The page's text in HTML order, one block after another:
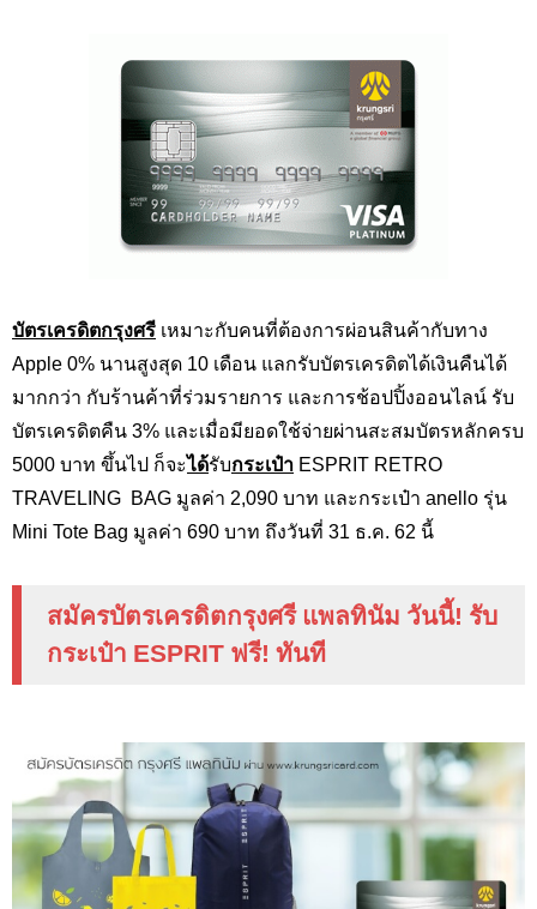
บัตรเครดิตกรุงศรี เหมาะกับคนที่ต้องการผ่อนสินค้ากับทาง
Apple 0% นานสูงสุด 10 เดือน แลกรับบัตรเครดิตได้เงินคืนได้
มากกว่า กับร้านค้าที่ร่วมรายการ และการช้อปปิ้งออนไลน์ รับ
บัตรเครดิตคืน 3% และเมื่อมียอดใช้จ่ายผ่านสะสมบัตรหลักครบ
5000 บาท ขึ้นไป ก็จะได้รับกระเป๋า ESPRIT RETRO
TRAVELING
BAG มูลค่า 2,090 บาท และกระเป๋า anello รุ่น
Mini Tote Bag มูลค่า 690 บาท ถึงวันที่ 31 ธ.ค. 62 นี้
สมัครบัตรเครดิตกรุงศรี แพลทินัม วันนี้! รับ
กระเป๋า ESPRIT ฟรี! ทันที